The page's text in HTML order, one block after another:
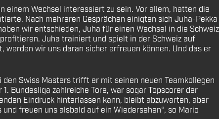
einem Wechsel interessiert zu sein. Vor allem, hatten die
Nach mehreren Gesprächen einigten sich Juha-Pekka
wir entschieden, Juha für einen Wechsel in die Schweiz
Juha trainiert und spielt in der Schweiz auf
werden wir uns daran sicher erfreuen können. Und das er
Swiss Masters trifft er mit seinen neuen Teamkollegen
Bundesliga zahlreiche Tore, war sogar Topscorer der
Eindruck hinterlassen kann, bleibt abzuwarten, aber
freuen uns alsbald auf ein Wiedersehen“, so Mario